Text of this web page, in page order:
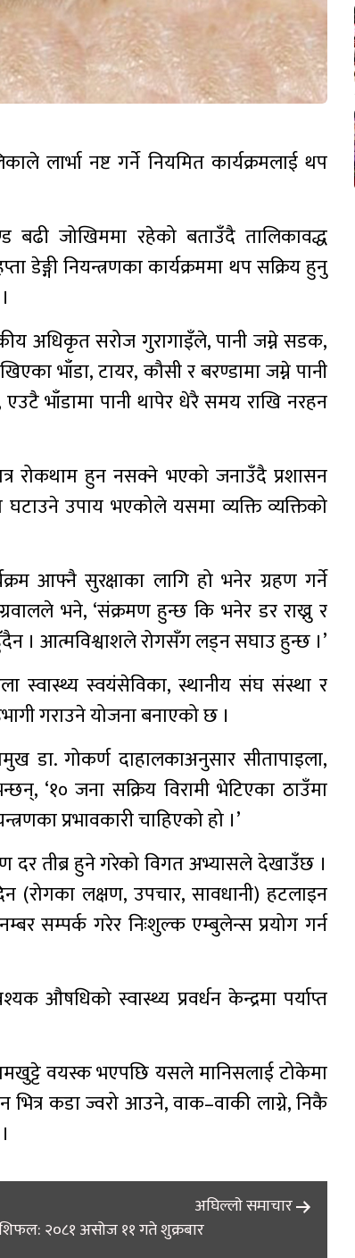
लार्भा नष्ट गर्ने नियमित कार्यक्रमलाई थप
बढी जोखिममा रहेको बताउँदै तालिकावद्ध
नियन्त्रणका कार्यक्रममा थप सक्रिय हुनु
अधिकृत सरोज गुरागाइँले, पानी जम्ने सडक,
भाँडा, टायर, कौसी र बरण्डामा जम्ने पानी
भाँडामा पानी थापेर धेरै समय राखि नरहन
रोकथाम हुन नसक्ने भएको जनाउँदै प्रशासन
उपाय भएकोले यसमा व्यक्ति व्यक्तिको
आफ्नै सुरक्षाका लागि हो भनेर ग्रहण गर्ने
भने, ‘संक्रमण हुन्छ कि भनेर डर राख्नु र
। आत्मविश्वाशले रोगसँग लड्न सघाउ हुन्छ ।’
स्वास्थ्य स्वयंसेविका, स्थानीय संघ संस्था र
गराउने योजना बनाएको छ ।
डा. गोकर्ण दाहालकाअनुसार सीतापाइला,
‘१० जना सक्रिय विरामी भेटिएका ठाउँमा
प्रभावकारी चाहिएको हो ।’
दर तीब्र हुने गरेको विगत अभ्यासले देखाउँछ ।
(रोगका लक्षण, उपचार, सावधानी) हटलाइन
सम्पर्क गरेर निःशुल्क एम्बुलेन्स प्रयोग गर्न
औषधिको स्वास्थ्य प्रवर्धन केन्द्रमा पर्याप्त
वयस्क भएपछि यसले मानिसलाई टोकेमा
कडा ज्वरो आउने, वाक–वाकी लाग्ने, निकै
अघिल्लाे समाचार
२०८१ असोज ११ गते शुक्रबार